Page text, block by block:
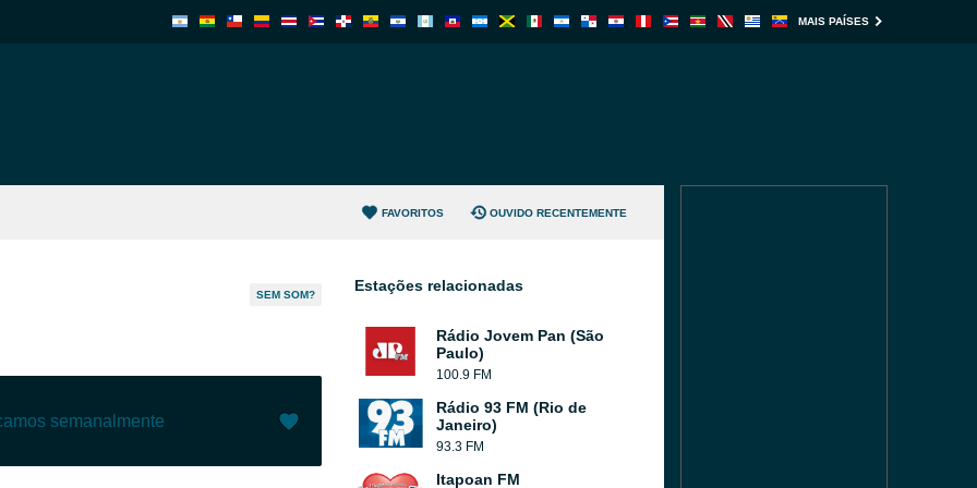
MAIS PAÍSES
FAVORITOS OUVIDO RECENTEMENTE
SEM SOM?
semanalmente
Estações relacionadas
Rádio Jovem Pan (São
Paulo)
100.9 FM
Rádio 93 FM (Rio de
Janeiro)
93.3 FM
Itapoan FM